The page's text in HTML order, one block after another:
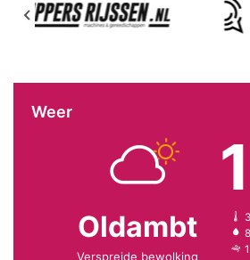
Weer
Oldambt
Verspreide bewolking